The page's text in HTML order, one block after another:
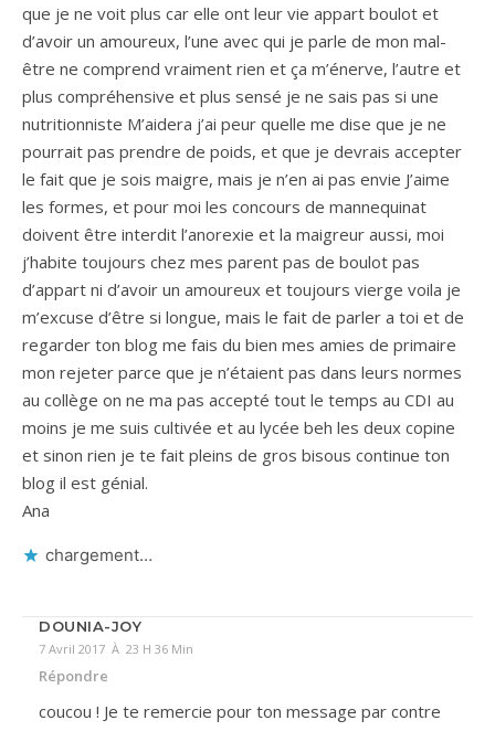
que je ne voit plus car elle ont leur vie appart boulot et
d’avoir un amoureux, l’une avec qui je parle de mon mal-
être ne comprend vraiment rien et ça m’énerve, l’autre et
plus compréhensive et plus sensé je ne sais pas si une
nutritionniste M’aidera j’ai peur quelle me dise que je ne
pourrait pas prendre de poids, et que je devrais accepter
le fait que je sois maigre, mais je n’en ai pas envie J’aime
les formes, et pour moi les concours de mannequinat
doivent être interdit l’anorexie et la maigreur aussi, moi
j’habite toujours chez mes parent pas de boulot pas
d’appart ni d’avoir un amoureux et toujours vierge voila je
m’excuse d’être si longue, mais le fait de parler a toi et de
regarder ton blog me fais du bien mes amies de primaire
mon rejeter parce que je n’étaient pas dans leurs normes
au collège on ne ma pas accepté tout le temps au CDI au
moins je me suis cultivée et au lycée beh les deux copine
et sinon rien je te fait pleins de gros bisous continue ton
blog il est génial.
Ana
chargement…
DOUNIA-JOY
7 Avril 2017 À 23 H 36 Min
Répondre
coucou ! Je te remercie pour ton message par contre